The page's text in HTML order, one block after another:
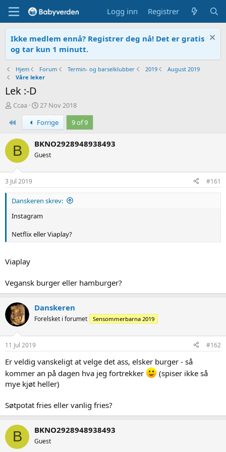
Logg inn Registrer
Ikke medlem ennå? Registrer deg nå! Det er gratis
og tar kun 1 minutt.
Hjem Forum Termin- og barselklubber 2019
August 2019
Våre leker
Lek :-D
T
å
s
r
e
r
Ccaa
O
p
p
r
e
t
27 Nov 2018
Forrige 9 of 9
B BKNO2928948938493
Guest
3 Jul 2019 #161
Danskeren skrev:
Instagram
Netflix eller Viaplay?
Viaplay
Vegansk burger eller hamburger?
Danskeren
Forelsket i forumet Sensommerbarna 2019
11 Jul 2019 #162
Er veldig vanskeligt at velge det ass, elsker burger - så
kommer an på dagen hva jeg fortrekker
(spiser ikke så
mye kjøt heller)
Søtpotat fries eller vanlig fries?
B BKNO2928948938493
Guest